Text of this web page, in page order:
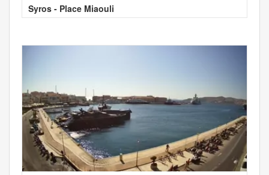
Syros - Place Miaouli